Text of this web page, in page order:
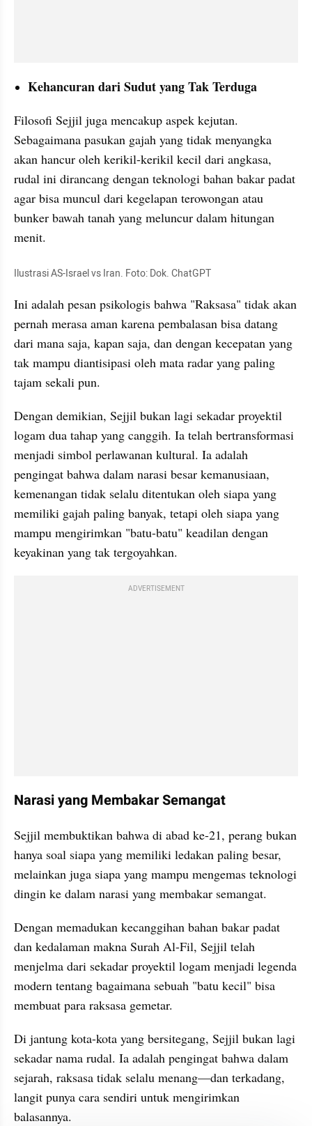
Kehancuran dari Sudut yang Tak Terduga
Filosofi Sejjil juga mencakup aspek kejutan.
Sebagaimana pasukan gajah yang tidak menyangka
akan hancur oleh kerikil-kerikil kecil dari angkasa,
rudal ini dirancang dengan teknologi bahan bakar padat
agar bisa muncul dari kegelapan terowongan atau
bunker bawah tanah yang meluncur dalam hitungan
menit.
Ilustrasi AS-Israel vs Iran. Foto: Dok. ChatGPT
Ini adalah pesan psikologis bahwa "Raksasa" tidak akan
pernah merasa aman karena pembalasan bisa datang
dari mana saja, kapan saja, dan dengan kecepatan yang
tak mampu diantisipasi oleh mata radar yang paling
tajam sekali pun.
Dengan demikian, Sejjil bukan lagi sekadar proyektil
logam dua tahap yang canggih. Ia telah bertransformasi
menjadi simbol perlawanan kultural. Ia adalah
pengingat bahwa dalam narasi besar kemanusiaan,
kemenangan tidak selalu ditentukan oleh siapa yang
memiliki gajah paling banyak, tetapi oleh siapa yang
mampu mengirimkan "batu-batu" keadilan dengan
keyakinan yang tak tergoyahkan.
ADVERTISEMENT
Narasi yang Membakar Semangat
Sejjil membuktikan bahwa di abad ke-21, perang bukan
hanya soal siapa yang memiliki ledakan paling besar,
melainkan juga siapa yang mampu mengemas teknologi
dingin ke dalam narasi yang membakar semangat.
Dengan memadukan kecanggihan bahan bakar padat
dan kedalaman makna Surah Al-Fil, Sejjil telah
menjelma dari sekadar proyektil logam menjadi legenda
modern tentang bagaimana sebuah "batu kecil" bisa
membuat para raksasa gemetar.
Di jantung kota-kota yang bersitegang, Sejjil bukan lagi
sekadar nama rudal. Ia adalah pengingat bahwa dalam
sejarah, raksasa tidak selalu menang—dan terkadang,
langit punya cara sendiri untuk mengirimkan
balasannya.